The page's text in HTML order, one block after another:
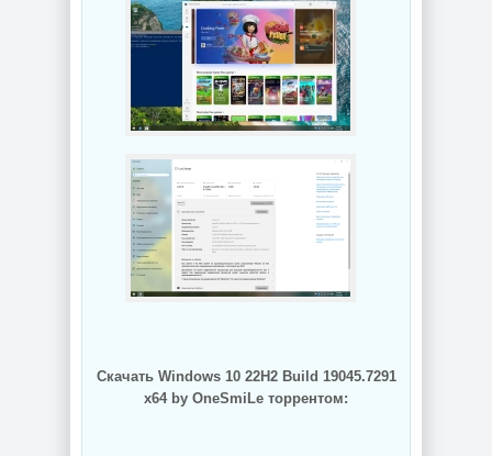
Скачать Windows 10 22H2 Build 19045.7291
x64 by OneSmiLe торрентом: